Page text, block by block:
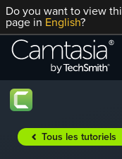
Passer
directement
contenu
Do you want to view
page in English?
Tous les tutoriels